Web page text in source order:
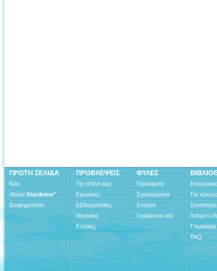
ΠΡΩΤΗ ΣΕΛΙΔΑ
Νέα
AboutStardome*
Διαφημιστείτε
ΠΡΟΒΛΕΨΕΙΣ
Tip of the day
Ερωτικές
Εβδομαδιαίες
Μηνιαίες
Ετήσιες
ΦΥΛΕΣ
Πρόσφατα
Σχολιασμένα
Ενεργά
Γράψε και εσύ
Για
Άστρο-
Γλωσσάρι
FAQ